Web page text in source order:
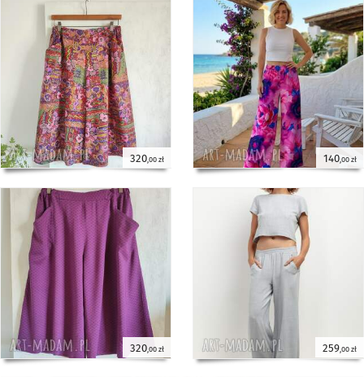
320,00 zł 140,00 zł
320,00 zł 259,00 zł